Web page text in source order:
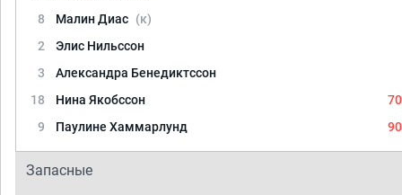
8
Малин Диас (к)
2
Элис Нильссон
3
Александра Бенедиктссон
18
Нина Якобссон
9
Паулине Хаммарлунд
Запасные